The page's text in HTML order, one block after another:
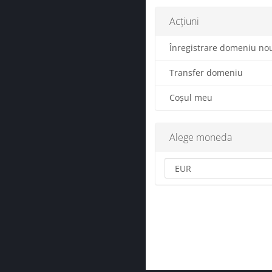
Acțiuni
Înregistrare domeniu
Transfer domeniu
Coșul meu
Alege moneda